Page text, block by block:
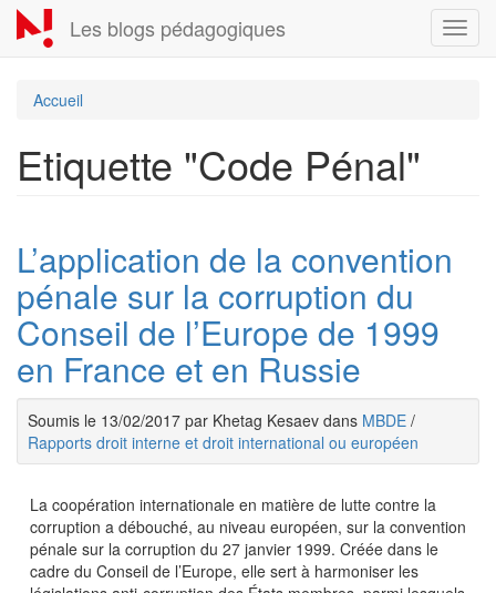
Aller
au
contenu
Les blogs pédagogiques
Accueil
Etiquette "Code Pénal"
L’application de la convention
pénale sur la corruption du
Conseil de l’Europe de 1999
en France et en Russie
Soumis le 13/02/2017 par Khetag Kesaev dans MBDE /
Rapports droit interne et droit international ou européen
La coopération internationale en matière de lutte contre la
corruption a débouché, au niveau européen, sur la convention
pénale sur la corruption du 27 janvier 1999. Créée dans le
cadre du Conseil de l’Europe, elle sert à harmoniser les